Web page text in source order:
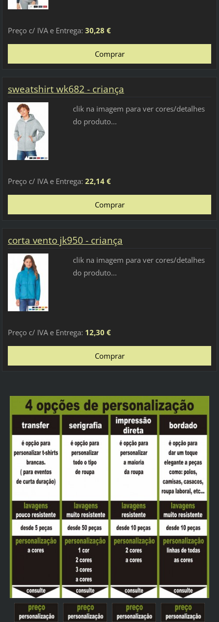
Preço c/ IVA e Entrega: 30,28 €
sweatshirt wk682 - criança
clik na imagem para ver cores/detalhes
do produto...
Preço c/ IVA e Entrega: 22,14 €
corta vento jk950 - criança
clik na imagem para ver cores/detalhes
do produto...
Preço c/ IVA e Entrega: 12,30 €